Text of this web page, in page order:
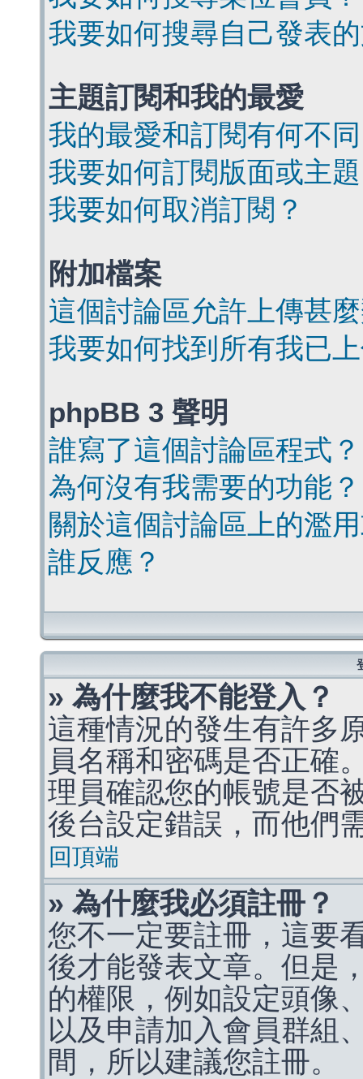
我要如何搜尋自己發表
主題訂閱和我的最愛
我的最愛和訂閱有何不
我要如何訂閱版面或主
我要如何取消訂閱？
附加檔案
這個討論區允許上傳甚
我要如何找到所有我已
phpBB 3 聲明
誰寫了這個討論區程式？
為何沒有我需要的功能？
關於這個討論區上的濫
誰反應？
» 為什麼我不能登入？
這種情況的發生有許多
員名稱和密碼是否正確
理員確認您的帳號是否
後台設定錯誤，而他們
回頂端
» 為什麼我必須註冊？
您不一定要註冊，這要
後才能發表文章。但是
的權限，例如設定頭像
以及申請加入會員群組
間，所以建議您註冊。